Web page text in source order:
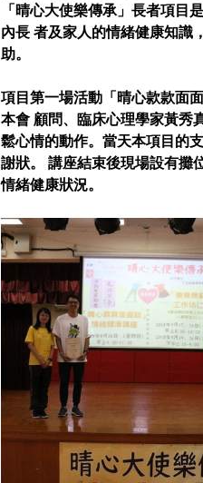
「晴心大使樂傳承」長者項目
內長 者及家人的情緒健康知識
助。
項目第一場活動「晴心款款面
本會 顧問、臨床心理學家黃秀
鬆心情的動作。當天本項目的
謝狀。 講座結束後現場設有攤
情緒健康狀況。